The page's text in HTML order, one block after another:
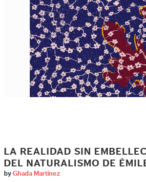
LA REALIDAD SIN
DEL NATURALISMO DE
by Ghada Martínez